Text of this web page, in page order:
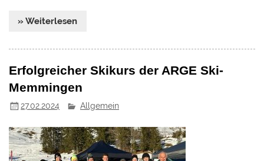
» Weiterlesen
Erfolgreicher Skikurs der ARGE Ski-
Memmingen
27.02.2024 Allgemein